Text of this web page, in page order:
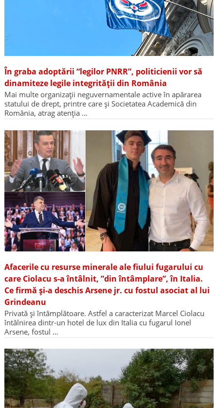
În graba adoptării “legilor PNRR”, politicienii vor să
dinamiteze legile integrității din România
Mai multe organizații neguvernamentale active în apărarea
statului de drept, printre care și Societatea Academică din
România, atrag atenția …
Afacerile cu resurse minerale ale fiului fugarului cu
care Ciolacu s-a întâlnit, ”din întâmplare”, în Italia.
Ce firmă și-a deschis Arsene jr. cu fostul asociat al lui
Grindeanu
Privată și întâmplătoare. Astfel a caracterizat Marcel Ciolacu
întâlnirea dintr-un hotel de lux din Italia cu fugarul Ionel
Arsene, fostul …